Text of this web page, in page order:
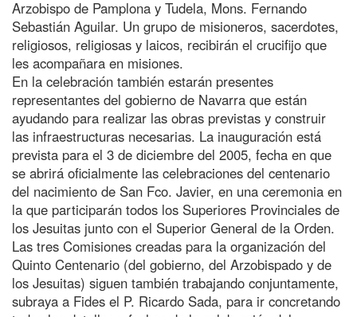
Arzobispo de Pamplona y Tudela, Mons. Fernando
Sebastián Aguilar. Un grupo de misioneros, sacerdotes,
religiosos, religiosas y laicos, recibirán el crucifijo que
les acompañara en misiones.
En la celebración también estarán presentes
representantes del gobierno de Navarra que están
ayudando para realizar las obras previstas y construir
las infraestructuras necesarias. La inauguración está
prevista para el 3 de diciembre del 2005, fecha en que
se abrirá oficialmente las celebraciones del centenario
del nacimiento de San Fco. Javier, en una ceremonia en
la que participarán todos los Superiores Provinciales de
los Jesuitas junto con el Superior General de la Orden.
Las tres Comisiones creadas para la organización del
Quinto Centenario (del gobierno, del Arzobispado y de
los Jesuitas) siguen también trabajando conjuntamente,
subraya a Fides el P. Ricardo Sada, para ir concretando